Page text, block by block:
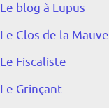
Le blog à Lupus
Le Clos de la Mauve
Le Fiscaliste
Le Grinçant